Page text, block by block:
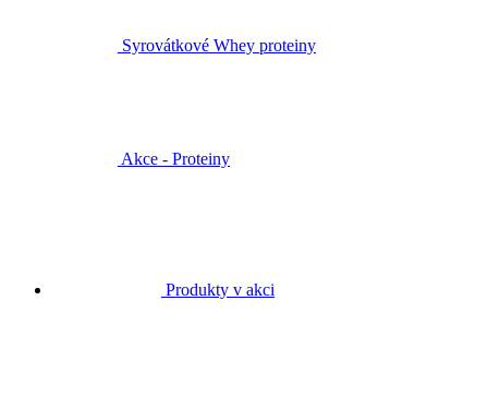
Syrovátkové Whey proteiny
Akce - Proteiny
Produkty v akci